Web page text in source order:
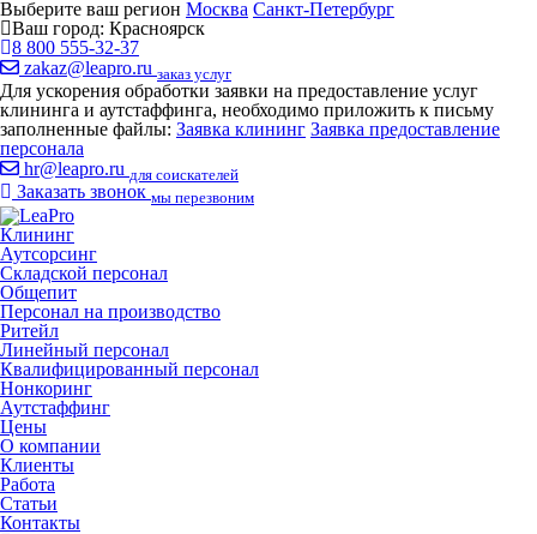
Выберите ваш регион Москва Санкт-Петербург
Ваш город: Красноярск
8 800 555-32-37
zakaz@leapro.ru заказ услуг
Для ускорения обработки заявки на предоставление услуг
клининга и аутстаффинга, необходимо приложить к письму
заполненные файлы: Заявка клининг Заявка предоставление
персонала
hr@leapro.ru для соискателей
Заказать звонок мы перезвоним
Клининг
Аутсорсинг
Складской персонал
Общепит
Персонал на производство
Ритейл
Линейный персонал
Квалифицированный персонал
Нонкоринг
Аутстаффинг
Цены
О компании
Клиенты
Работа
Статьи
Контакты